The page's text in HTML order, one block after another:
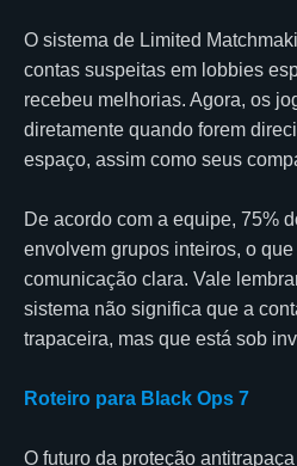
O sistema de Limited
contas suspeitas em lobbies
recebeu melhorias. Agora, os
diretamente quando forem
espaço, assim como seus
De acordo com a equipe, 75%
envolvem grupos inteiros, o
comunicação clara. Vale
sistema não significa que a
trapaceira, mas que está sob
Roteiro para Black Ops 7
O futuro da proteção